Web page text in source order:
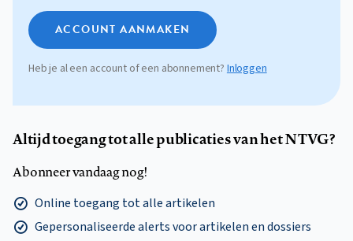
ACCOUNT AANMAKEN
Heb je al een account of een abonnement?Inloggen
Altijd toegang tot alle publicaties van het NTVG?
Abonneer vandaag nog!
Online toegang tot alle artikelen
Gepersonaliseerde alerts voor artikelen en dossiers